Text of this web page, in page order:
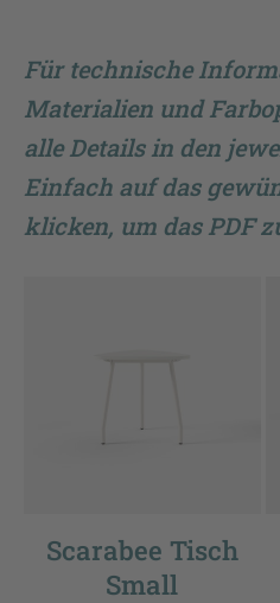
Für technische
Materialien und
alle Details in den
Einfach auf das
klicken, um das PDF
Scarabee Tisch
Small